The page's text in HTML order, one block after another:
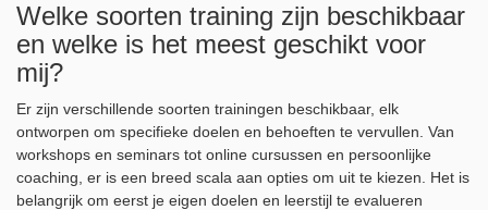
Welke soorten training zijn beschikbaar
en welke is het meest geschikt voor
mij?
Er zijn verschillende soorten trainingen beschikbaar, elk
ontworpen om specifieke doelen en behoeften te vervullen. Van
workshops en seminars tot online cursussen en persoonlijke
coaching, er is een breed scala aan opties om uit te kiezen. Het is
belangrijk om eerst je eigen doelen en leerstijl te evalueren